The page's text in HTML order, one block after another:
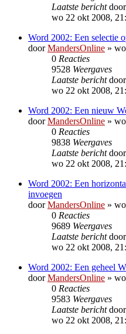
Laatste berichtdoor
wo 22 okt 2008,
Word 2002: Een selectie
doorMandersOnline »
0 Reacties
9528 Weergaves
Laatste berichtdoor
wo 22 okt 2008,
Word 2002: Een nieuw
doorMandersOnline »
0 Reacties
9838 Weergaves
Laatste berichtdoor
wo 22 okt 2008,
Word 2002: Een
invoegen
doorMandersOnline »
0 Reacties
9689 Weergaves
Laatste berichtdoor
wo 22 okt 2008,
Word 2002: Een geheel
doorMandersOnline »
0 Reacties
9583 Weergaves
Laatste berichtdoor
wo 22 okt 2008,